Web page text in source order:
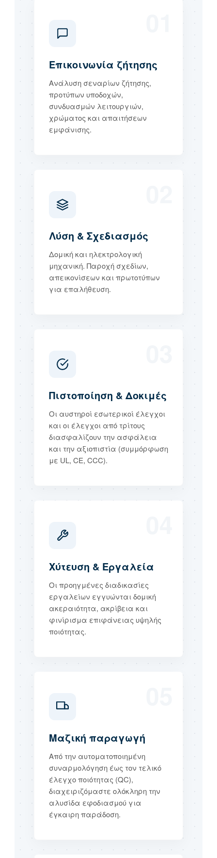
Επικοινωνία ζήτησης
Ανάλυση σεναρίων ζήτησης,
προτύπων υποδοχών,
συνδυασμών λειτουργιών,
χρώματος και απαιτήσεων
εμφάνισης.
Λύση & Σχεδιασμός
Δομική και ηλεκτρολογική
μηχανική. Παροχή σχεδίων,
απεικονίσεων και πρωτοτύπων
για επαλήθευση.
Πιστοποίηση & Δοκιμές
Οι αυστηροί εσωτερικοί έλεγχοι
και οι έλεγχοι από τρίτους
διασφαλίζουν την ασφάλεια
και την αξιοπιστία (συμμόρφωση
με UL, CE, CCC).
Χύτευση & Εργαλεία
Οι προηγμένες διαδικασίες
εργαλείων εγγυώνται δομική
ακεραιότητα, ακρίβεια και
φινίρισμα επιφάνειας υψηλής
ποιότητας.
Μαζική παραγωγή
Από την αυτοματοποιημένη
συναρμολόγηση έως τον τελικό
έλεγχο ποιότητας (QC),
διαχειριζόμαστε ολόκληρη την
αλυσίδα εφοδιασμού για
έγκαιρη παράδοση.